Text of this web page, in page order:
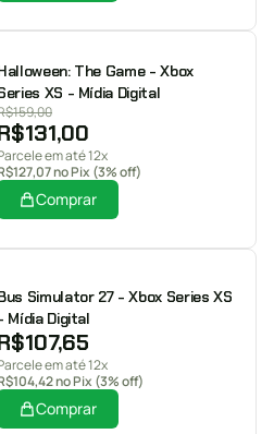
The Game - Xbox
XS - Mídia Digital
159,00
131,00
em até 12x
127,07no Pix (3% off)
Comprar
Simulator 27 - Xbox Series XS
Mídia Digital
107,65
em até 12x
104,42no Pix (3% off)
Comprar